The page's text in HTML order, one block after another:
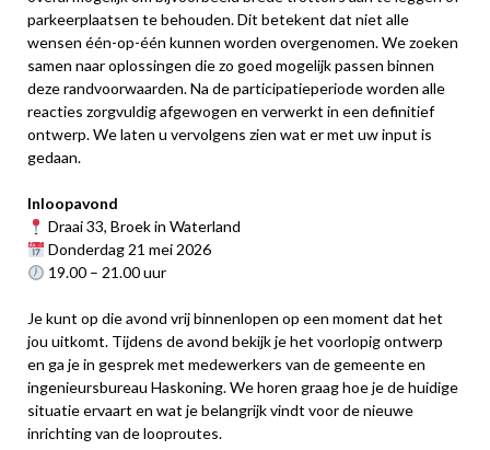
parkeerplaatsen te behouden. Dit betekent dat niet alle
wensen één-op-één kunnen worden overgenomen. We zoeken
samen naar oplossingen die zo goed mogelijk passen binnen
deze randvoorwaarden. Na de participatieperiode worden alle
reacties zorgvuldig afgewogen en verwerkt in een definitief
ontwerp. We laten u vervolgens zien wat er met uw input is
gedaan.
Inloopavond
Draai 33, Broek in Waterland
Donderdag 21 mei 2026
19.00 – 21.00 uur
Je kunt op die avond vrij binnenlopen op een moment dat het
jou uitkomt. Tijdens de avond bekijk je het voorlopig ontwerp
en ga je in gesprek met medewerkers van de gemeente en
ingenieursbureau Haskoning. We horen graag hoe je de huidige
situatie ervaart en wat je belangrijk vindt voor de nieuwe
inrichting van de looproutes.